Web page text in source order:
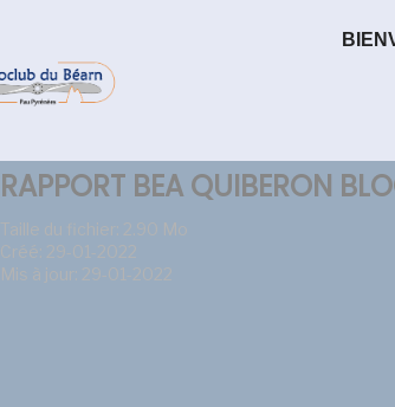
RAPPORT BEA QUIBERON
Taille du fichier: 2.90 Mo
Créé: 29-01-2022
Mis à jour: 29-01-2022